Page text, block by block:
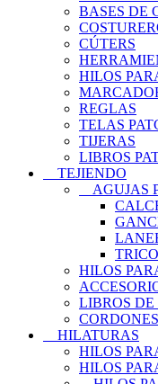
BASES DE
CÚTERS
HILOS
REGLAS
TELAS
TIJERAS
LIBROS
TEJIENDO
AGUJAS
HILOS
LIBROS
CORDONES
HILATURAS
HILOS
HILOS